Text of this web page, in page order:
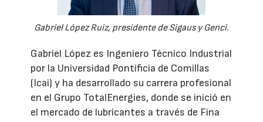
Gabriel López Ruiz, presidente de Sigaus y Genci.
Gabriel López es Ingeniero Técnico Industrial
por la Universidad Pontificia de Comillas
(Icai) y ha desarrollado su carrera profesional
en el Grupo TotalEnergies, donde se inició en
el mercado de lubricantes a través de Fina